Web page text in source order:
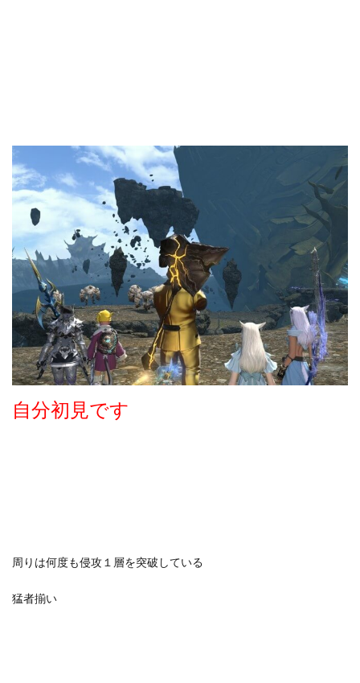
自分初見です
周りは何度も侵攻１層を突破している
猛者揃い